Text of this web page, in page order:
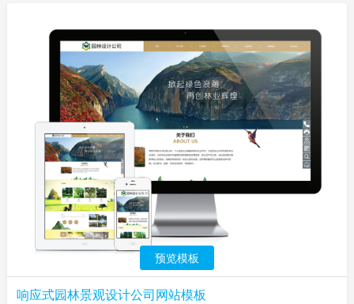
预览模板
响应式园林景观设计公司网站模板